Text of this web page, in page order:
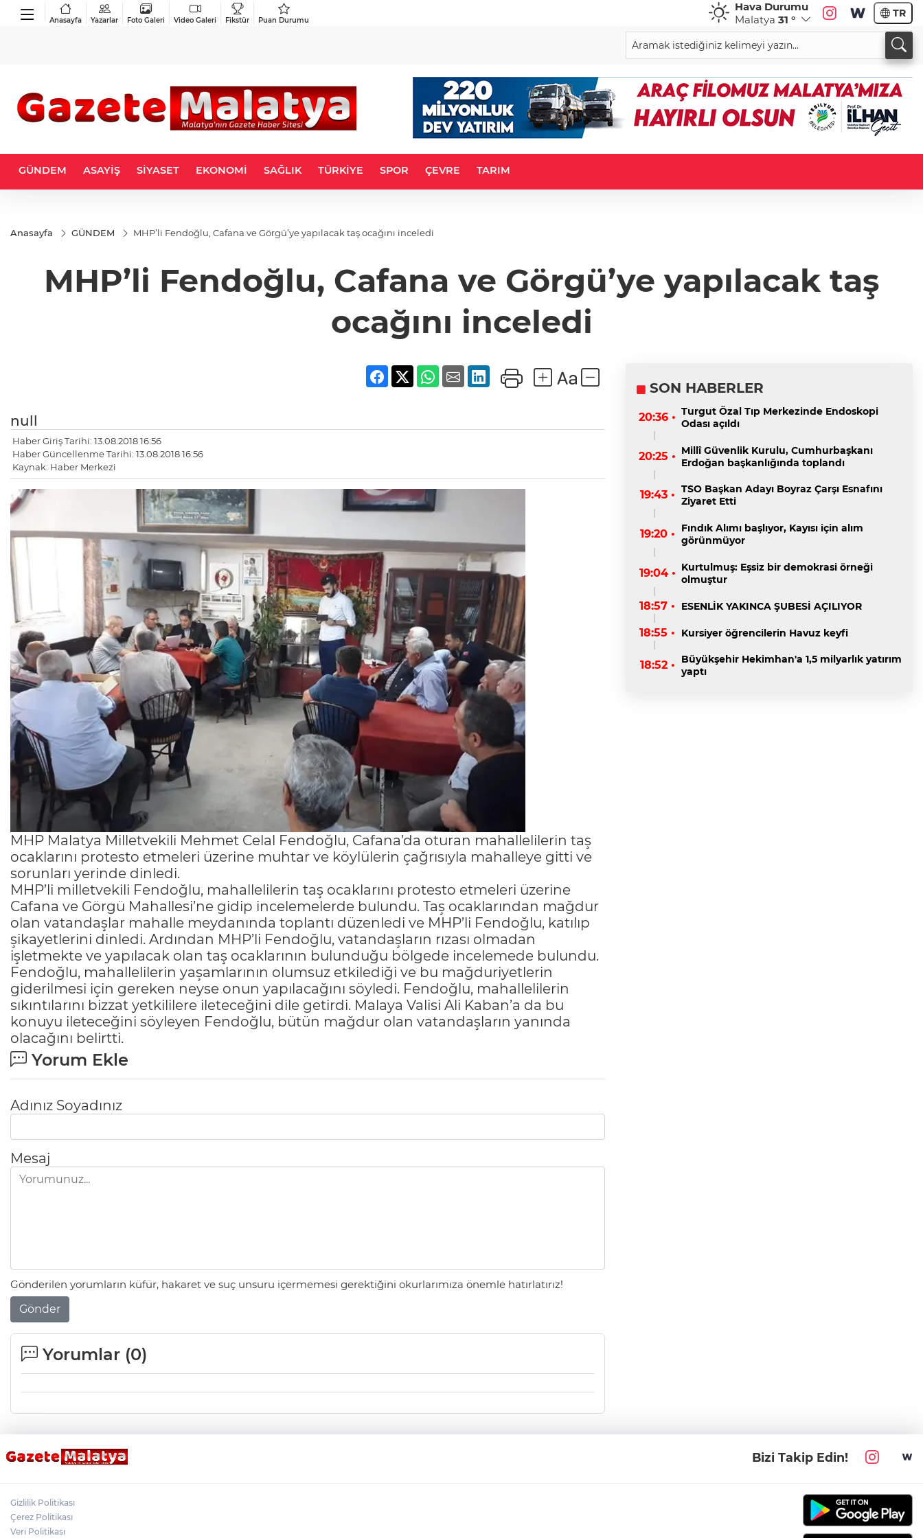
Anasayfa Yazarlar Foto Galeri Video Galeri Fikstür Puan Durumu
Hava Durumu
Malatya 31 ° TR
GÜNDEM ASAYİŞ SİYASET EKONOMİ SAĞLIK TÜRKİYE SPOR ÇEVRE TARIM
Anasayfa GÜNDEM MHP’li Fendoğlu, Cafana ve Görgü’ye yapılacak taş ocağını inceledi
MHP’li Fendoğlu, Cafana ve Görgü’ye yapılacak taş
ocağını inceledi
null
Haber Giriş Tarihi: 13.08.2018 16:56
Haber Güncellenme Tarihi: 13.08.2018 16:56
Kaynak: Haber Merkezi
MHP Malatya Milletvekili Mehmet Celal Fendoğlu, Cafana’da oturan mahallelilerin taş
ocaklarını protesto etmeleri üzerine muhtar ve köylülerin çağrısıyla mahalleye gitti ve
sorunları yerinde dinledi.
MHP’li milletvekili Fendoğlu, mahallelilerin taş ocaklarını protesto etmeleri üzerine
Cafana ve Görgü Mahallesi’ne gidip incelemelerde bulundu. Taş ocaklarından mağdur
olan vatandaşlar mahalle meydanında toplantı düzenledi ve MHP’li Fendoğlu, katılıp
şikayetlerini dinledi. Ardından MHP’li Fendoğlu, vatandaşların rızası olmadan
işletmekte ve yapılacak olan taş ocaklarının bulunduğu bölgede incelemede bulundu.
Fendoğlu, mahallelilerin yaşamlarının olumsuz etkilediği ve bu mağduriyetlerin
giderilmesi için gereken neyse onun yapılacağını söyledi. Fendoğlu, mahallelilerin
sıkıntılarını bizzat yetkililere ileteceğini dile getirdi. Malaya Valisi Ali Kaban’a da bu
konuyu ileteceğini söyleyen Fendoğlu, bütün mağdur olan vatandaşların yanında
olacağını belirtti.
Yorum Ekle
Adınız Soyadınız
Mesaj
Gönderilen yorumların küfür, hakaret ve suç unsuru içermemesi gerektiğini okurlarımıza önemle hatırlatırız!
Gönder
Yorumlar (0)
SON HABERLER
20:36 • Turgut Özal Tıp Merkezinde Endoskopi
Odası açıldı
20:25 • Millî Güvenlik Kurulu, Cumhurbaşkanı
Erdoğan başkanlığında toplandı
19:43 • TSO Başkan Adayı Boyraz Çarşı Esnafını
Ziyaret Etti
19:20 •
Fındık Alımı başlıyor, Kayısı için alım
görünmüyor
19:04 • Kurtulmuş: Eşsiz bir demokrasi örneği
olmuştur
18:57 • ESENLİK YAKINCA ŞUBESİ AÇILIYOR
18:55 • Kursiyer öğrencilerin Havuz keyfi
18:52 •
Büyükşehir Hekimhan'a 1,5 milyarlık yatırım
yaptı
Bizi Takip Edin!
Gizlilik Politikası
Çerez Politikası
Veri Politikası